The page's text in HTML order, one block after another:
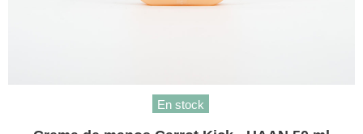
En stock